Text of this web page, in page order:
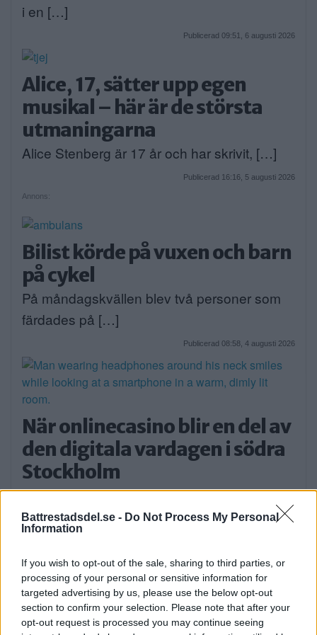
Battrestadsdel.se - Do Not Process My Personal
Information
If you wish to opt-out of the sale, sharing to third parties, or
processing of your personal or sensitive information for
targeted advertising by us, please use the below opt-out
section to confirm your selection. Please note that after your
opt-out request is processed you may continue seeing
i en […]
Publicerad 09:51, 6 augusti 2026
Alice, 17, sätter upp egen
musikal – här är de största
utmaningarna
Alice Stenberg är 17 år och har skrivit, […]
Publicerad 16:16, 5 augusti 2026
Annons:
Bilist körde på vuxen och barn
på cykel
På måndagskvällen blev två personer som
färdades på […]
Publicerad 08:58, 4 augusti 2026
När onlinecasino blir en del av
den digitala vardagen i södra
Stockholm
EXTERN PARTNER. Södra Stockholm är en
del av […]